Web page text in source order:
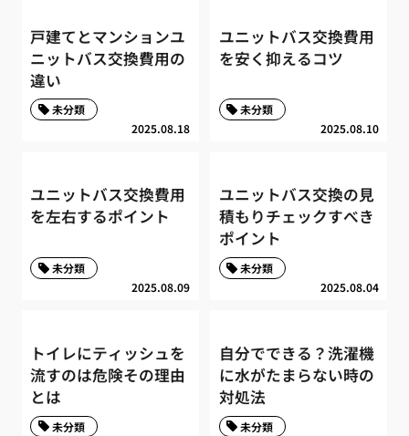
戸建てとマンションユ
ニットバス交換費用の
違い
2025.08.18
未分類
ユニットバス交換費用
を安く抑えるコツ
2025.08.10
未分類
ユニットバス交換費用
を左右するポイント
2025.08.09
未分類
ユニットバス交換の見
積もりチェックすべき
ポイント
2025.08.04
未分類
トイレにティッシュを
流すのは危険その理由
とは
未分類
自分でできる？洗濯機
に水がたまらない時の
対処法
未分類